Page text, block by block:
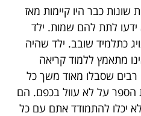
שונות כבר היו קיימות מאז
לתת להם שמות. ילד
כתלמיד שובב. ילד שהיה
מתאמץ ללמוד קריאה
רבים שסבלו מאוד משך כל
הספר על לא עוול בכפם. הם
יכלו להתמודד אתם עם כל